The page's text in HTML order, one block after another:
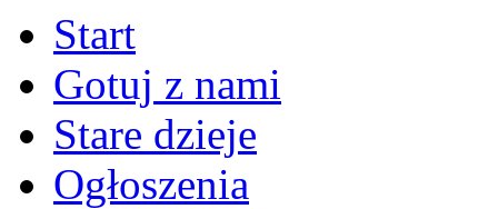
Start
Gotuj z nami
Stare dzieje
Ogłoszenia